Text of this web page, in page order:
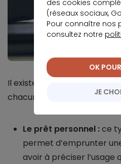
Il existe différents types de
chacun adapté à des
Le prêt personnel :ce
permet d’emprunter
avoir à préciser l’usage
des cookies
(réseaux sociaux,
Pour connaître nos
consultez notre
JE
OK